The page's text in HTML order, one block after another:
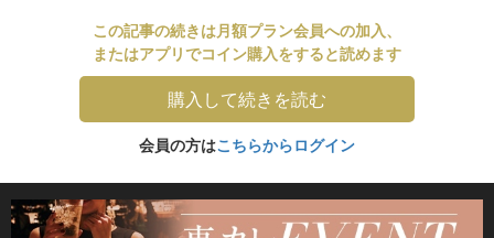
この記事の続きは月額プラン会員への加入、
またはアプリでコイン購入をすると読めます
購入して続きを読む
会員の方はこちらからログイン